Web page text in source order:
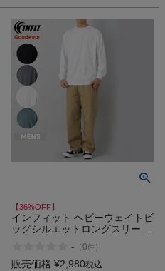
【36%OFF】
インフィット ヘビーウェイトビ
ッグシルエットロングスリーブ
- （0件 ）
販売価格 ¥2,980税込